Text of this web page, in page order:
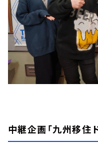
中継企画「九州移